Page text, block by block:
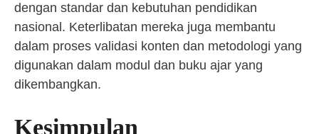
dengan standar dan kebutuhan pendidikan
nasional. Keterlibatan mereka juga membantu
dalam proses validasi konten dan metodologi yang
digunakan dalam modul dan buku ajar yang
dikembangkan.
Kesimpulan